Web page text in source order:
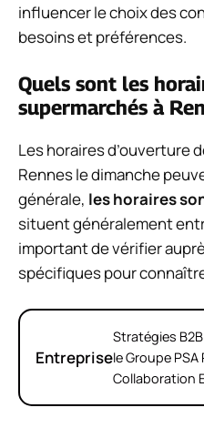
influencer le choix des
besoins et préférences.
Quels sont les
supermarchés à
Les horaires d’ouverture
Rennes le dimanche
générale, les horaires
situent généralement
important de vérifier
spécifiques pour
Entreprise
Stratégies
le Groupe
Collaboration